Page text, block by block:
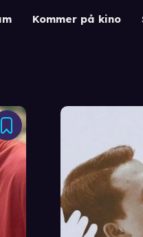
Kommer på kino